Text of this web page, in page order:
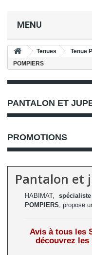
MENU
Tenues Tenue
POMPIERS
PANTALON ET
PROMOTIONS
Pantalon et
HABIMAT,
POMPIERS, propose
Avis à tous les
découvrez les